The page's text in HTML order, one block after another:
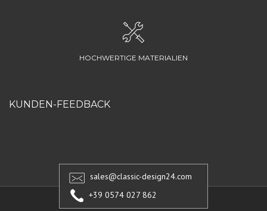
HOCHWERTIGE MATERIALIEN
KUNDEN-FEEDBACK
sales@classic-design24.com
+39 0574 027 862